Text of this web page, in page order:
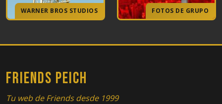
WARNER BROS STUDIOS FOTOS DE GRUPO
FRIENDS PEICH
Tu web de Friends desde 1999